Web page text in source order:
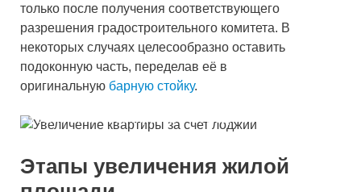
только после получения соответствующего
разрешения градостроительного комитета. В
некоторых случаях целесообразно оставить
подоконную часть, переделав её в
оригинальную барную стойку.
Увеличение квартиры за счет лоджии
Этапы увеличения жилой